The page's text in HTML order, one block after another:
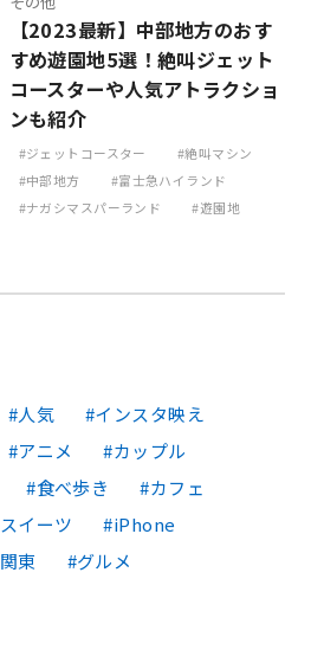
【2023最新】中部地方のおす
すめ遊園地5選！絶叫ジェット
コースターや人気アトラクショ
ンも紹介
ジェットコースター
絶叫マシン
中部地方
富士急ハイランド
ナガシマスパーランド
遊園地
人気
インスタ映え
アニメ
カップル
食べ歩き
カフェ
スイーツ
iPhone
関東 グルメ